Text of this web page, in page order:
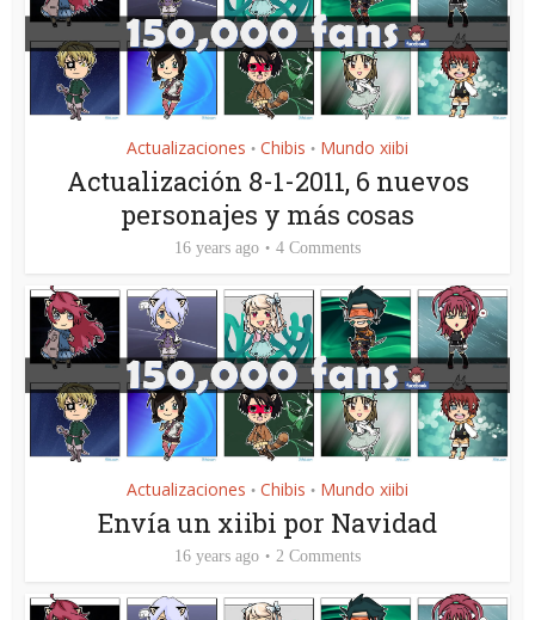
Actualizaciones • Chibis • Mundo xiibi
Actualización 8-1-2011, 6 nuevos
personajes y más cosas
16 years ago 4 Comments
Actualizaciones • Chibis • Mundo xiibi
Envía un xiibi por Navidad
16 years ago 2 Comments